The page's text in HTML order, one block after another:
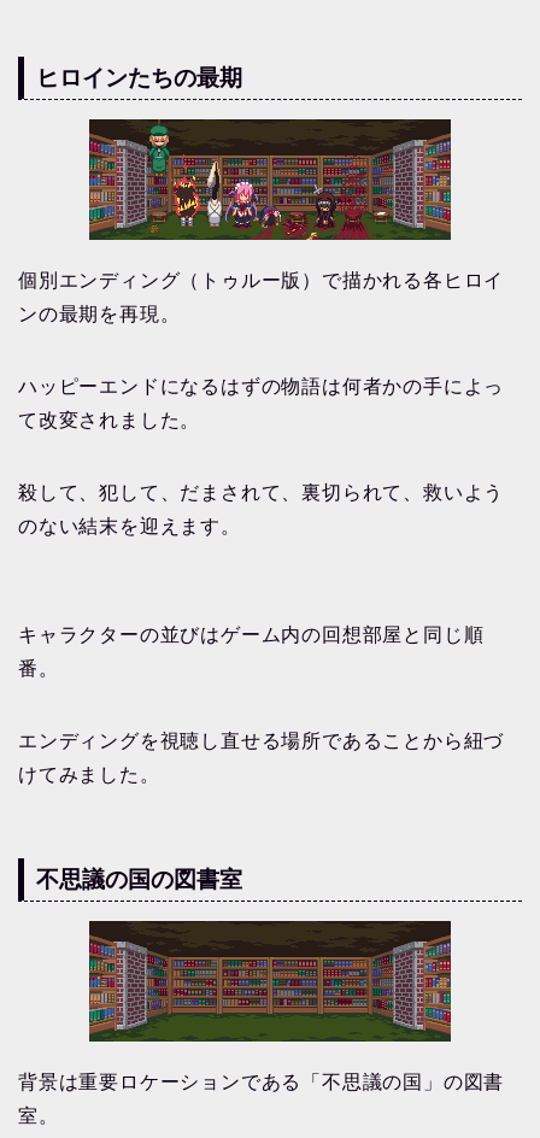
ヒロインたちの最期
個別エンディング（トゥルー版）で描かれる各ヒロイ
ンの最期を再現。
ハッピーエンドになるはずの物語は何者かの手によっ
て改変されました。
殺して、犯して、だまされて、裏切られて、救いよう
のない結末を迎えます。
キャラクターの並びはゲーム内の回想部屋と同じ順
番。
エンディングを視聴し直せる場所であることから紐づ
けてみました。
不思議の国の図書室
背景は重要ロケーションである「不思議の国」の図書
室。